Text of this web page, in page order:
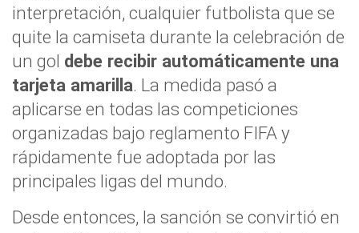
interpretación, cualquier futbolista que se
quite la camiseta durante la celebración de
un gol debe recibir automáticamente una
tarjeta amarilla. La medida pasó a
aplicarse en todas las competiciones
organizadas bajo reglamento FIFA y
rápidamente fue adoptada por las
principales ligas del mundo.
Desde entonces, la sanción se convirtió en